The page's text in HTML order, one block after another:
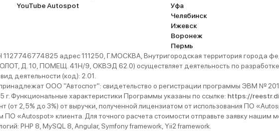
YouTube Autospot
Уфа
Челябинск
Ижевск
Воронеж
Пермь
адрес 111250, Г.МОСКВА, Внутригородская территория города
Д. 10, ПОМЕЩ. 41Н/9, ОКВЭД 62.0) осуществляет деятельность по разработке
деятельности (код): 2.01.
ООО "Автоспот": свидетельство о регистрации программы ЭВМ №
Функциональные характеристики Программы указаны по ссылке: https://
(от 2,5% до 3%) от выручки, полученной лицензиатом от использования ПО
ПО «Autospot» клиента. Для точного расчета стоимости отправьте заявку нашим
PHP 8, MySQL 8, Angular, Symfony framework, Yii2 framework.